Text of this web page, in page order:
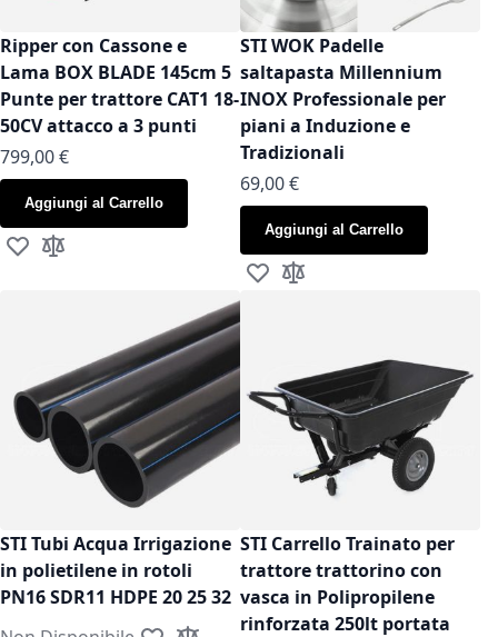
Ripper con Cassone e
Lama BOX BLADE 145cm 5
Punte per trattore CAT1 18-
50CV attacco a 3 punti
799,00 €
Aggiungi al Carrello
Aggiungi alla lista desideri
Aggiungi al confronto
STI WOK Padelle
saltapasta Millennium
INOX Professionale per
piani a Induzione e
Tradizionali
As low as
69,00 €
Aggiungi al Carrello
Aggiungi alla lista desideri
Aggiungi al confronto
STI Tubi Acqua Irrigazione
in polietilene in rotoli
PN16 SDR11 HDPE 20 25 32
STI Carrello Trainato per
trattore trattorino con
vasca in Polipropilene
rinforzata 250lt portata